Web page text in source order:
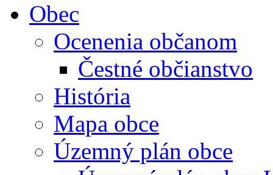
Obec
Ocenenia občanom
Čestné občianstvo
História
Mapa obce
Územný plán obce